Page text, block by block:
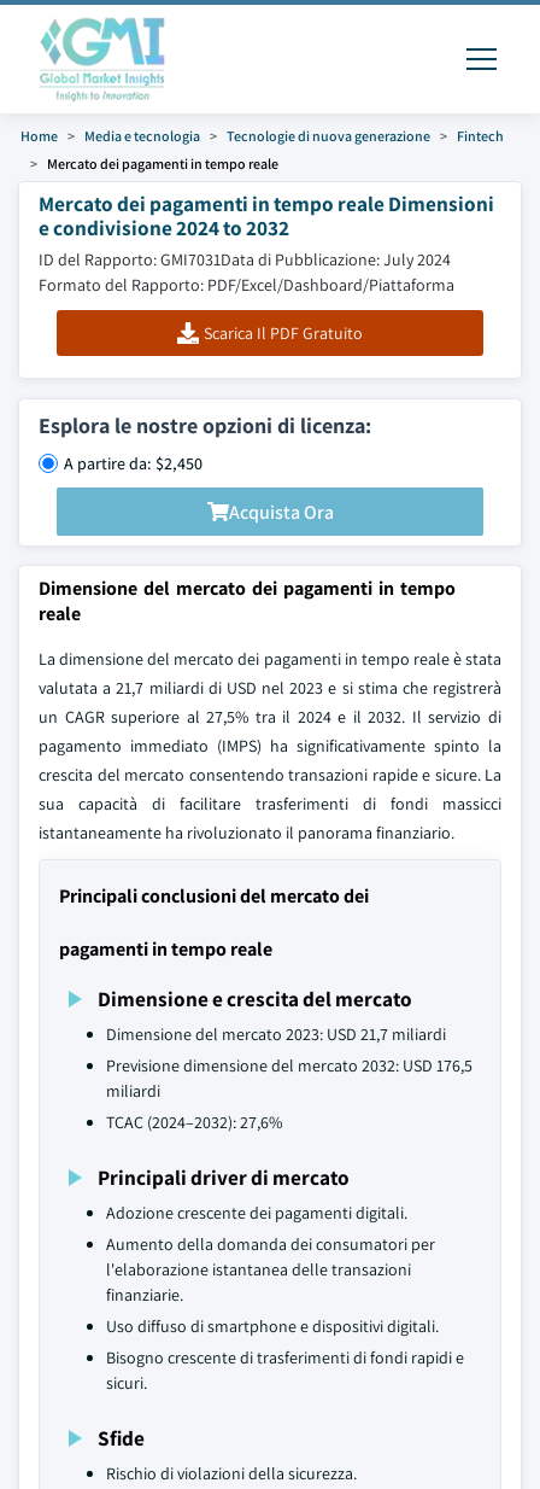
Home Media e tecnologia Tecnologie di nuova generazione
Fintech
Mercato dei pagamenti in tempo reale
Mercato dei pagamenti in tempo reale Dimensioni
e condivisione 2024 to 2032
ID del Rapporto: GMI7031Data di Pubblicazione: July 2024
Formato del Rapporto: PDF/Excel/Dashboard/Piattaforma
Scarica Il PDF Gratuito
Esplora le nostre opzioni di licenza:
A partire da: $2,450
Acquista Ora
Dimensione del mercato dei pagamenti in tempo
reale
La dimensione del mercato dei pagamenti in tempo reale è stata
valutata a 21,7 miliardi di USD nel 2023 e si stima che registrerà
un CAGR superiore al 27,5% tra il 2024 e il 2032. Il servizio di
pagamento immediato (IMPS) ha significativamente spinto la
crescita del mercato consentendo transazioni rapide e sicure. La
sua capacità di facilitare trasferimenti di fondi massicci
istantaneamente ha rivoluzionato il panorama finanziario.
Principali conclusioni del mercato dei
pagamenti in tempo reale
Dimensione e crescita del mercato
Dimensione del mercato 2023: USD 21,7 miliardi
Previsione dimensione del mercato 2032: USD 176,5
miliardi
TCAC (2024–2032): 27,6%
Principali driver di mercato
Adozione crescente dei pagamenti digitali.
Aumento della domanda dei consumatori per
l'elaborazione istantanea delle transazioni
finanziarie.
Uso diffuso di smartphone e dispositivi digitali.
Bisogno crescente di trasferimenti di fondi rapidi e
sicuri.
Sfide
Rischio di violazioni della sicurezza.